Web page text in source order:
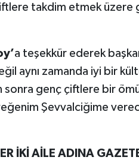
takdim etmek üzere
a teşekkür ederek
aynı zamanda iyi bir
genç çiftlere bir
Şevvalciğime
İKİ AİLE ADINA